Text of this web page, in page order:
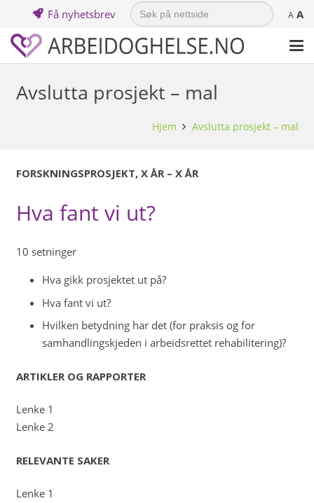
Få nyhetsbrev
Search
for: A A
Avslutta prosjekt – mal
Hjem Avslutta prosjekt – mal
FORSKNINGSPROSJEKT, X ÅR – X ÅR
Hva fant vi ut?
10 setninger
Hva gikk prosjektet ut på?
Hva fant vi ut?
Hvilken betydning har det (for praksis og for
samhandlingskjeden i arbeidsrettet rehabilitering)?
ARTIKLER OG RAPPORTER
Lenke 1
Lenke 2
RELEVANTE SAKER
Lenke 1